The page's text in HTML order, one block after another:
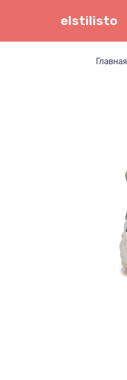
elstilisto
Главная